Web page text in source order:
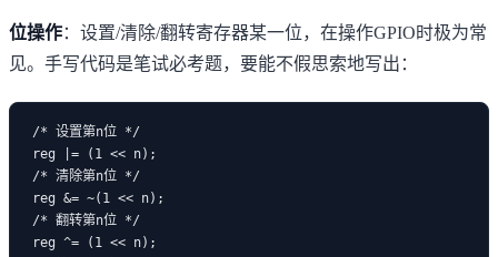
位操作：设置/清除/翻转寄存器某一位，在操作GPIO时极为常
见。手写代码是笔试必考题，要能不假思索地写出：
/* 设置第n位 */
reg |= (1 << n);
/* 清除第n位 */
reg &= ~(1 << n);
/* 翻转第n位 */
reg ^= (1 << n);